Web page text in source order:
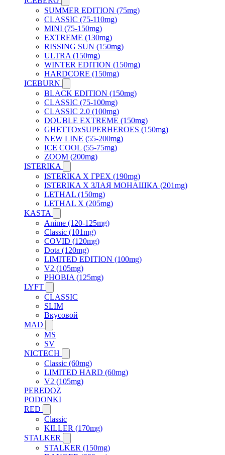
SUMMER EDITION (75mg)
CLASSIC (75-110mg)
MINI (75-150mg)
EXTREME (130mg)
RISSING SUN (150mg)
ULTRA (150mg)
WINTER EDITION (150mg)
HARDCORE (150mg)
ICEBURN
BLACK EDITION (150mg)
CLASSIC (75-100mg)
CLASSIC 2.0 (100mg)
DOUBLE EXTREME (150mg)
GHETTOxSUPERHEROES (150mg)
NEW LINE (55-200mg)
ICE COOL (55-75mg)
ZOOM (200mg)
ISTERIKA
ISTERIKA X ГРЕХ (190mg)
ISTERIKA X ЗЛАЯ МОНАШКА (201mg)
LETHAL (150mg)
LETHAL X (205mg)
KASTA
Anime (120-125mg)
Classic (101mg)
COVID (120mg)
Dota (120mg)
LIMITED EDITION (100mg)
V2 (105mg)
PHOBIA (125mg)
LYFT
CLASSIC
SLIM
Вкусовой
MAD
MS
SV
NICTECH
Classic (60mg)
LIMITED HARD (60mg)
V2 (105mg)
PEREDOZ
PODONKI
RED
Classic
KILLER (170mg)
STALKER
STALKER (150mg)